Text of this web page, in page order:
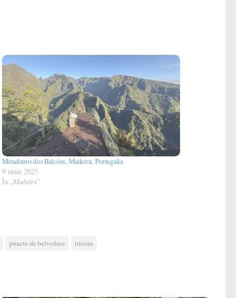
Miradouro dos Balcões, Madeira, Portugalia
9 iunie 2025
În „Madeira”
puncte de belvedere turism